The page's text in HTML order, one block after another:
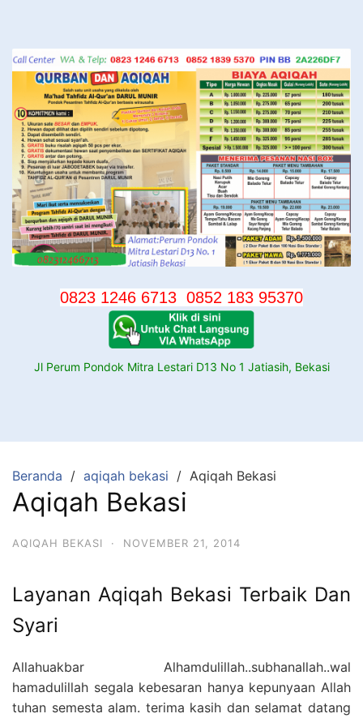
konten
0823 1246 6713 0852 183 95370
Jl Perum Pondok Mitra Lestari D13 No 1 Jatiasih, Bekasi
Beranda aqiqah bekasi Aqiqah Bekasi
Aqiqah Bekasi
AQIQAH BEKASI · NOVEMBER 21, 2014
Layanan Aqiqah Bekasi Terbaik Dan
Syari
Allahuakbar Alhamdulillah..subhanallah..wal
hamadulillah segala kebesaran hanya kepunyaan Allah
tuhan semesta alam. terima kasih dan selamat datang